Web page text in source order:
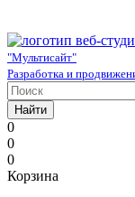
"Мультисайт"
Разработка и
Найти
0
0
0
Корзина